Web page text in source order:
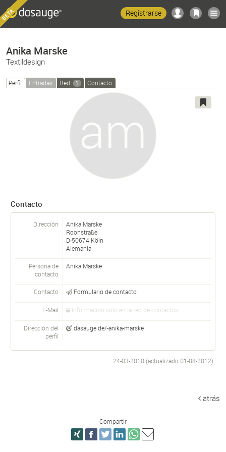
Registrarse
Anika Marske
Textildesign
Perfil Entradas Red 1 Contacto
Contacto
Dirección
Anika Marske
Roonstraße
D-50674 Köln
Alemania
Persona de
contacto
Anika Marske
Contacto Formulario de contacto
E-Mail Información sólo en la red de contactos
Dirección del
perfil
dasauge.de/-anika-marske
24-03-2010 (actualizado 01-08-2012)
atrás
Compartir